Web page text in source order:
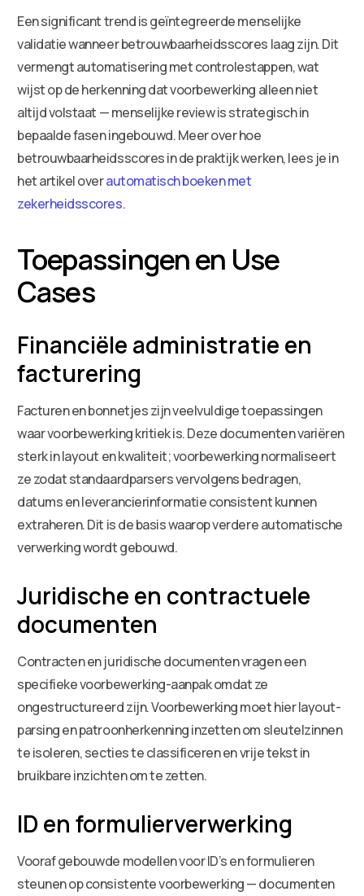
Een significant trend is geïntegreerde menselijke
validatie wanneer betrouwbaarheidsscores laag zijn. Dit
vermengt automatisering met controlestappen, wat
wijst op de herkenning dat voorbewerking alleen niet
altijd volstaat — menselijke review is strategisch in
bepaalde fasen ingebouwd. Meer over hoe
betrouwbaarheidsscores in de praktijk werken, lees je in
het artikel overautomatisch boeken met
zekerheidsscores.
Toepassingen en Use
Cases
Financiële administratie en
facturering
Facturen en bonnetjes zijn veelvuldige toepassingen
waar voorbewerking kritiek is. Deze documenten variëren
sterk in layout en kwaliteit; voorbewerking normaliseert
ze zodat standaardparsers vervolgens bedragen,
datums en leverancierinformatie consistent kunnen
extraheren. Dit is de basis waarop verdere automatische
verwerking wordt gebouwd.
Juridische en contractuele
documenten
Contracten en juridische documenten vragen een
specifieke voorbewerking-aanpak omdat ze
ongestructureerd zijn. Voorbewerking moet hier layout-
parsing en patroonherkenning inzetten om sleutelzinnen
te isoleren, secties te classificeren en vrije tekst in
bruikbare inzichten om te zetten.
ID en formulierverwerking
Vooraf gebouwde modellen voor ID’s en formulieren
steunen op consistente voorbewerking — documenten